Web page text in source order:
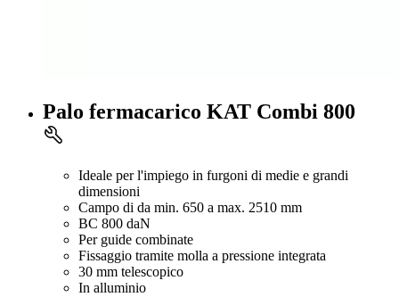
Palo fermacarico KAT Combi 800
Ideale per l'impiego in furgoni di medie e grandi
dimensioni
Campo di da min. 650 a max. 2510 mm
BC 800 daN
Per guide combinate
Fissaggio tramite molla a pressione integrata
30 mm telescopico
In alluminio